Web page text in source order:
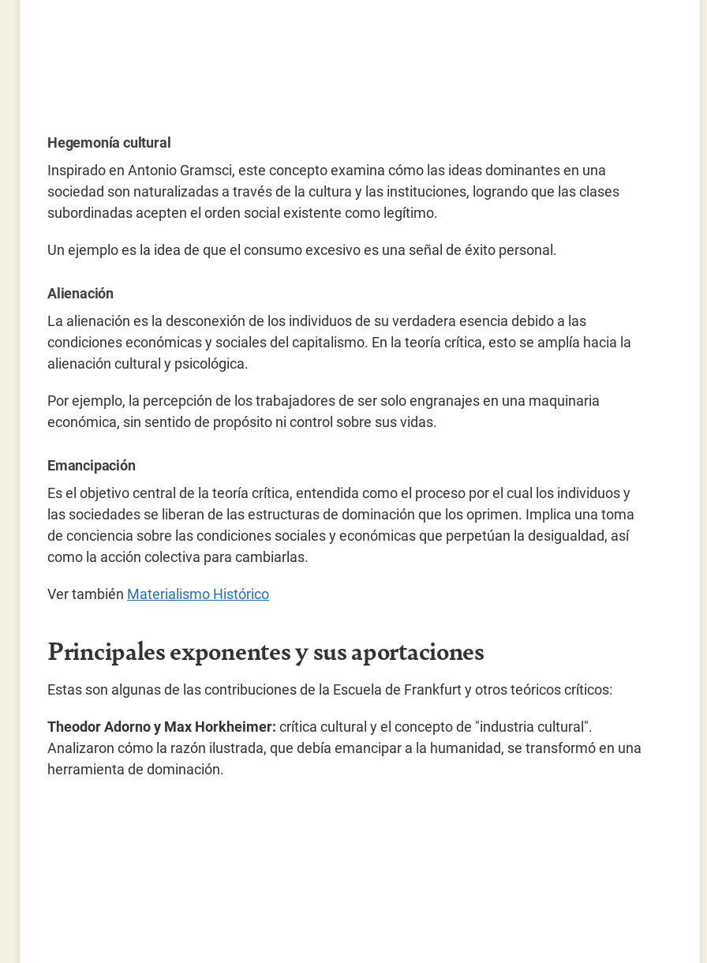
Hegemonía cultural
Inspirado en Antonio Gramsci, este concepto examina cómo las ideas dominantes en una
sociedad son naturalizadas a través de la cultura y las instituciones, logrando que las clases
subordinadas acepten el orden social existente como legítimo.
Un ejemplo es la idea de que el consumo excesivo es una señal de éxito personal.
Alienación
La alienación es la desconexión de los individuos de su verdadera esencia debido a las
condiciones económicas y sociales del capitalismo. En la teoría crítica, esto se amplía hacia la
alienación cultural y psicológica.
Por ejemplo, la percepción de los trabajadores de ser solo engranajes en una maquinaria
económica, sin sentido de propósito ni control sobre sus vidas.
Emancipación
Es el objetivo central de la teoría crítica, entendida como el proceso por el cual los individuos y
las sociedades se liberan de las estructuras de dominación que los oprimen. Implica una toma
de conciencia sobre las condiciones sociales y económicas que perpetúan la desigualdad, así
como la acción colectiva para cambiarlas.
Ver también Materialismo Histórico
Principales exponentes y sus aportaciones
Estas son algunas de las contribuciones de la Escuela de Frankfurt y otros teóricos críticos:
Theodor Adorno y Max Horkheimer: crítica cultural y el concepto de "industria cultural".
Analizaron cómo la razón ilustrada, que debía emancipar a la humanidad, se transformó en una
herramienta de dominación.